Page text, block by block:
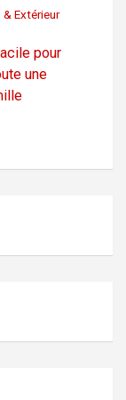
Extérieur
pour
une